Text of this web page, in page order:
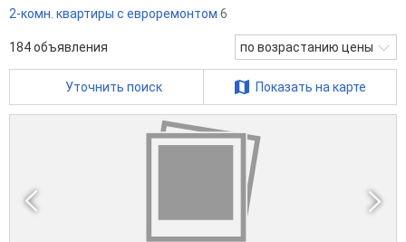
2-комн. квартиры с евроремонтом 6
184объявления по возрастанию цены
Уточнить поиск Показать на карте